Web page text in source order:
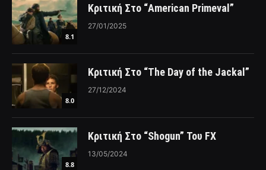
8.1
Κριτική Στο “American Primeval”
27/01/2025
8.0
Κριτική Στο “The Day of the Jackal”
27/12/2024
8.8
Κριτική Στο “Shogun” Του FX
13/05/2024